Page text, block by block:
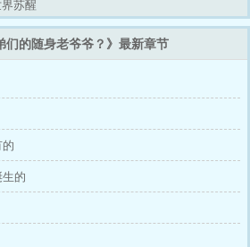
比一个俗套…… “我大徒弟叫常平安，被人毁
本命剑、断了真气脉，还是个烂好人，好在天
聪颖、修行勤勉，我告诫他，以后打架时要先
喊一声‘剑来’，这样比较有气势！” “我二徒弟
标准女频文里活到大结局的恶毒女配，命绝对
，但是他足够有钱！半个江南的生意都有他家
份儿，有他在，修建门派都不用花钱，实在是
划算辣！”
苏醒
们的随身老爷爷？》最新章节
的